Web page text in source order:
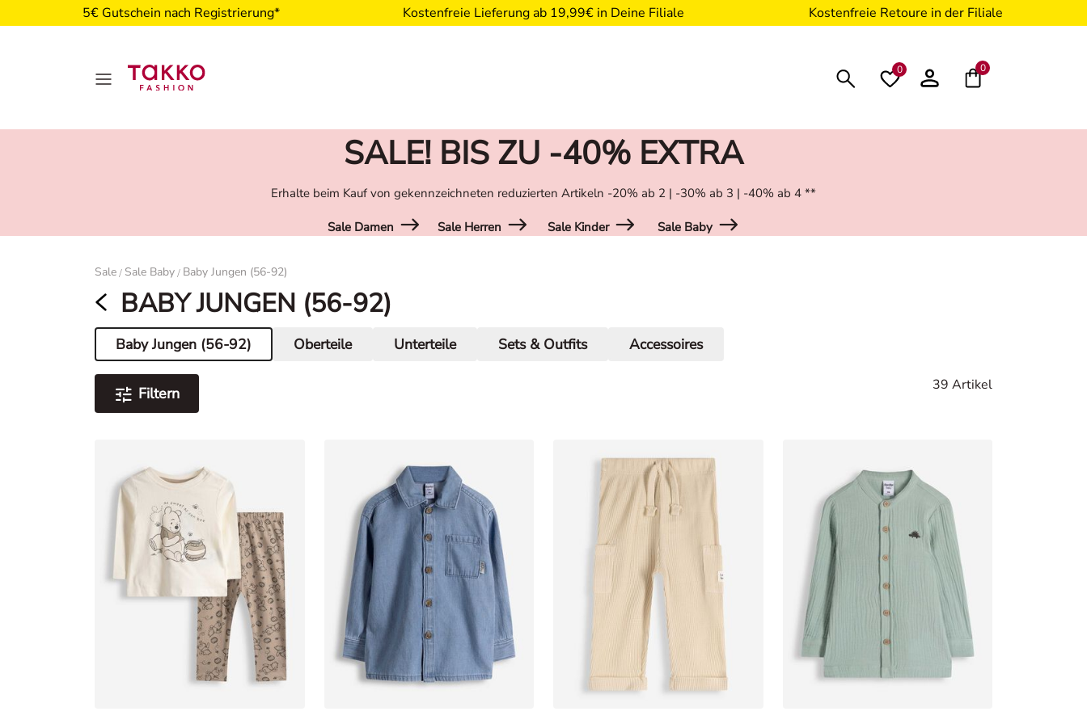
5€ Gutschein nach Registrierung* Kostenfreie Lieferung ab 19,99€ in Deine Filiale Kostenfreie Retoure in der Filiale
0 0
SALE! BIS ZU -40% EXTRA
Erhalte beim Kauf von gekennzeichneten reduzierten Artikeln -20% ab 2 | -30% ab 3 | -40% ab 4 **
Sale Damen Sale Herren Sale Kinder
Sale Baby
Sale / Sale Baby / Baby Jungen (56-92)
BABY JUNGEN (56-92)
Baby Jungen (56-92)
Aktuelle Seite Oberteile Unterteile Sets & Outfits Accessoires
Filtern 39 Artikel